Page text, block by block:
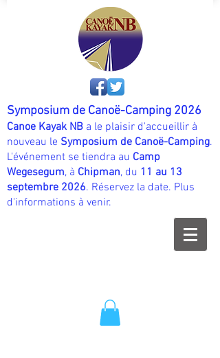
Symposium de Canoë-Camping 2026
Canoe Kayak NB a le plaisir d'accueillir à
nouveau le Symposium de Canoë-Camping.
L'événement se tiendra au Camp
Wegesegum, à Chipman, du 11 au 13
septembre 2026. Réservez la date. Plus
d'informations à venir.